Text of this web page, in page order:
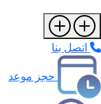
اتصل بنا
حجز موعد